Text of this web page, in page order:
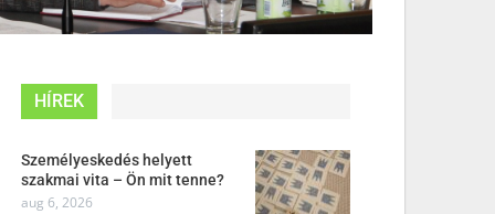
HÍREK
Személyeskedés helyett
szakmai vita – Ön mit tenne?
aug 6, 2026